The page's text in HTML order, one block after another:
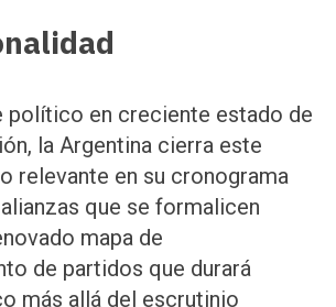
político en creciente estado de
la Argentina cierra este
relevante en su cronograma
que se formalicen
mapa de
de partidos que durará
más allá del escrutinio